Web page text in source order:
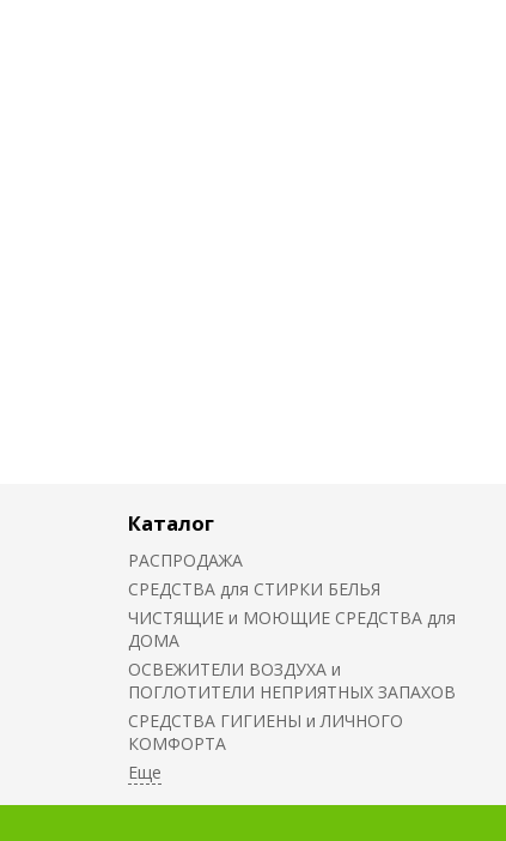
Каталог
РАСПРОДАЖА
СРЕДСТВА для СТИРКИ БЕЛЬЯ
ЧИСТЯЩИЕ и МОЮЩИЕ СРЕДСТВА для
ДОМА
ОСВЕЖИТЕЛИ ВОЗДУХА и
ПОГЛОТИТЕЛИ НЕПРИЯТНЫХ ЗАПАХОВ
СРЕДСТВА ГИГИЕНЫ и ЛИЧНОГО
КОМФОРТА